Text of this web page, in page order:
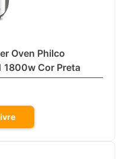
Oven Philco
1800w Cor Preta